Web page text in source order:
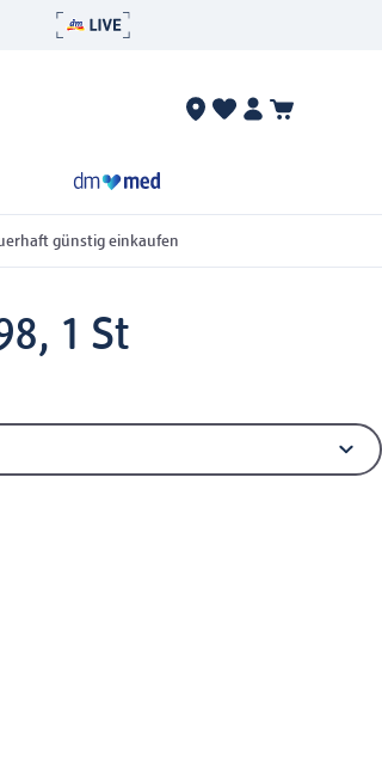
günstig einkaufen
1 St